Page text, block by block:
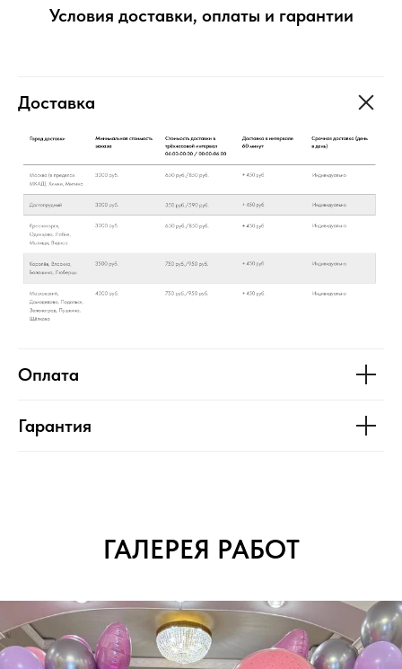
Условия доставки, оплаты и гарантии
Доставка
Оплата
Гарантия
ГАЛЕРЕЯ РАБОТ